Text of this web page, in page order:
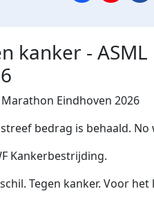
kanker -
Eindhoven 2026
bedrag is behaald. No
Kankerbestrijding.
Tegen kanker. Voor het